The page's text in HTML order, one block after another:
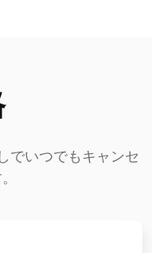
でいつでもキャンセ